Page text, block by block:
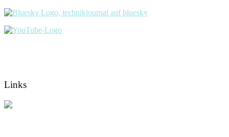
Links